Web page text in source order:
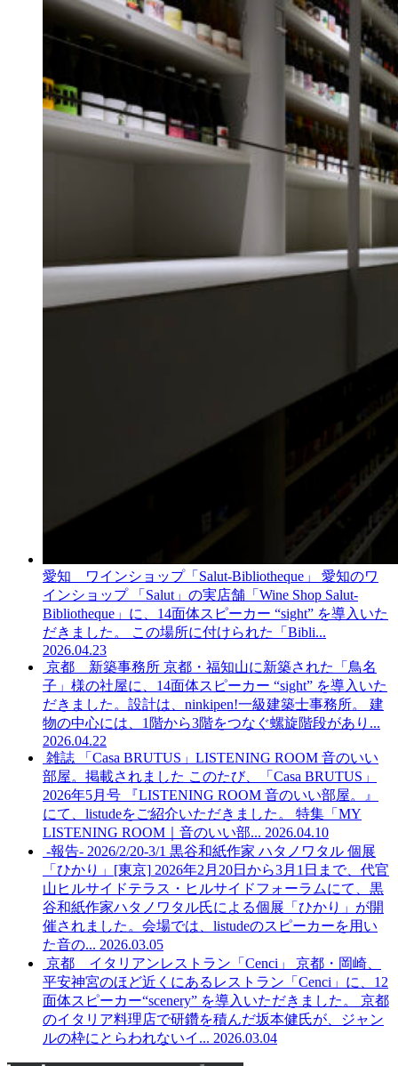
愛知 ワインショップ「Salut-Bibliotheque」
愛知のワ
インショップ 「Salut」の実店舗「Wine Shop Salut-
Bibliotheque」に、14面体スピーカー “sight” を導入いた
だきました。 この場所に付けられた「Bibli...
2026.04.23
京都 新築事務所 京都・福知山に新築された「鳥名
子」様の社屋に、14面体スピーカー “sight” を導入いた
だきました。設計は、ninkipen!一級建築士事務所。 建
物の中心には、1階から3階をつなぐ螺旋階段があり...
2026.04.22
雑誌 「Casa BRUTUS」LISTENING ROOM 音のいい
部屋。掲載されました このたび、「Casa BRUTUS」
2026年5月号 『LISTENING ROOM 音のいい部屋。』
にて、listudeをご紹介いただきました。 特集「MY
LISTENING ROOM｜音のいい部... 2026.04.10
-報告- 2026/2/20-3/1 黒谷和紙作家 ハタノワタル 個展
「ひかり」[東京] 2026年2月20日から3月1日まで、代官
山ヒルサイドテラス・ヒルサイドフォーラムにて、黒
谷和紙作家ハタノワタル氏による個展「ひかり」が開
催されました。会場では、listudeのスピーカーを用い
た音の... 2026.03.05
京都 イタリアンレストラン「Cenci」
京都・岡崎、
平安神宮のほど近くにあるレストラン「Cenci」に、12
面体スピーカー“scenery” を導入いただきました。 京都
のイタリア料理店で研鑽を積んだ坂本健氏が、ジャン
ルの枠にとらわれないイ... 2026.03.04